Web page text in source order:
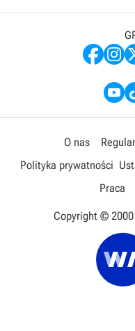
O nas
Polityka prywatności
Praca
Copyright ©